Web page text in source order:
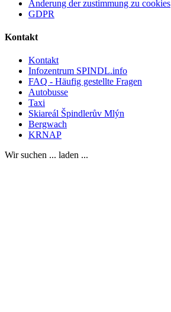
Änderung der zustimmung zu cookies
GDPR
Kontakt
Kontakt
Infozentrum SPINDL.info
FAQ - Häufig gestellte Fragen
Autobusse
Taxi
Skiareál Špindlerův Mlýn
Bergwach
KRNAP
Wir suchen ... laden ...